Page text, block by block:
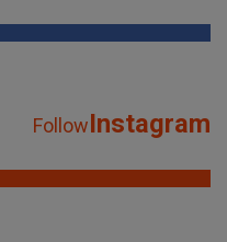
FollowInstagram